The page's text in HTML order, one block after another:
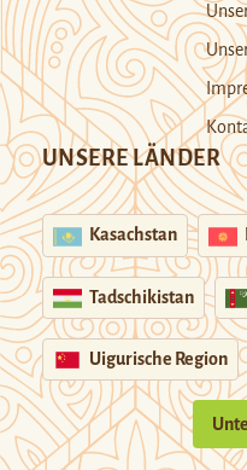
UNSERE LÄNDER
Kasachstan
Tadschikistan
Uigurische Region